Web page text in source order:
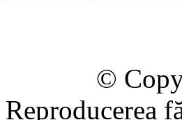
©
Reproducerea